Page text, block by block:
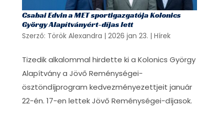
Csabai Edvin a MET sportigazgatója Kolonics
György Alapítványért-díjas lett
Szerző: Török Alexandra | 2026 jan 23. | Hírek
Tizedik alkalommal hirdette ki a Kolonics György
Alapítvány a Jövő Reménységei-
ösztöndíjprogram kedvezményezettjeit január
22-én. 17-en lettek Jövő Reménységei-díjasok.